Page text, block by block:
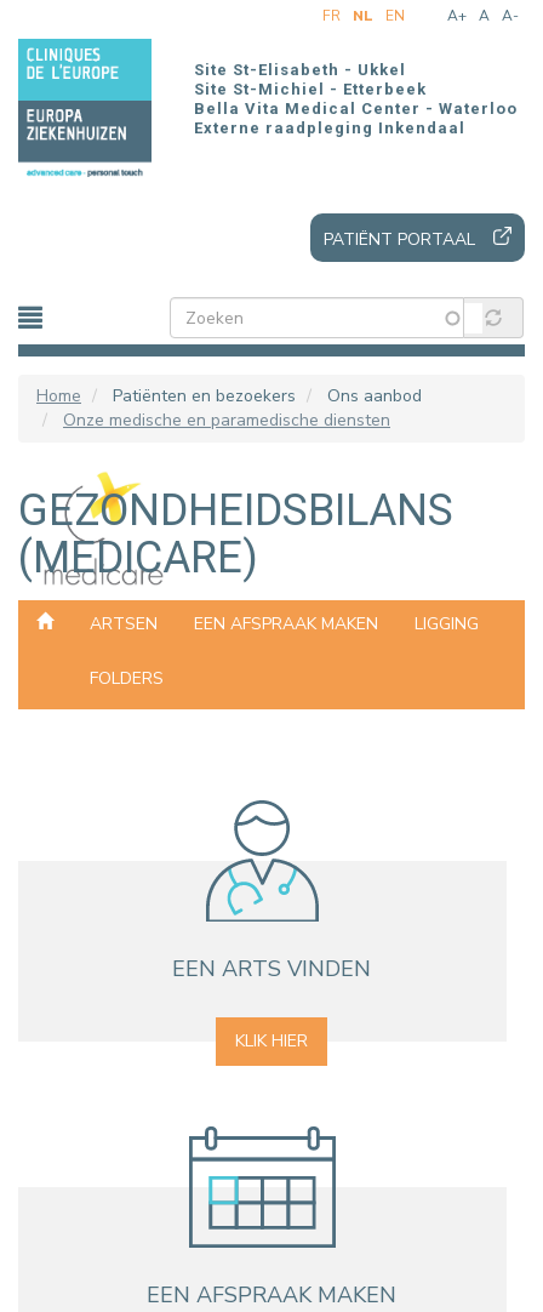
en
naar
inhoud
gaan
A+ A A-
FR NL EN
Site St-Elisabeth - Ukkel
Site St-Michiel - Etterbeek
Bella Vita Medical Center - Waterloo
Externe raadpleging Inkendaal
PATIËNT PORTAAL
Home Patiënten en bezoekers
Ons aanbod
Onze medische en paramedische diensten
GEZONDHEIDSBILANS
(MEDICARE)
ARTSEN EEN AFSPRAAK MAKEN LIGGING
FOLDERS
EEN ARTS VINDEN
KLIK HIER
EEN AFSPRAAK MAKEN